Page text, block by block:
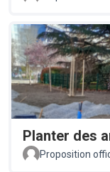
Planter des
Proposition